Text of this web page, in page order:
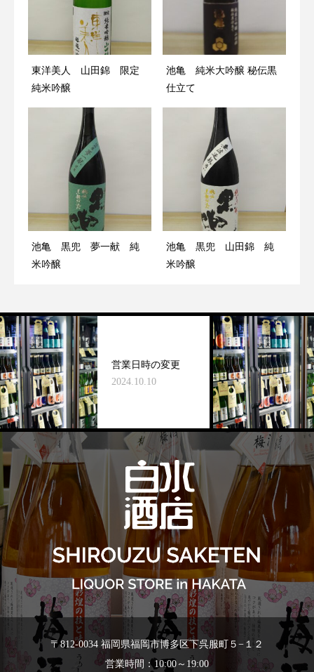
東洋美人 山田錦 限定
純米吟醸
池亀 純米大吟醸 秘伝黒
仕立て
池亀 黒兜 夢一献 純
米吟醸
池亀 黒兜 山田錦 純
米吟醸
営業日時の変更
2024.10.10
〒812-0034 福岡県福岡市博多区下呉服町５−１２
営業時間：10:00～19:00